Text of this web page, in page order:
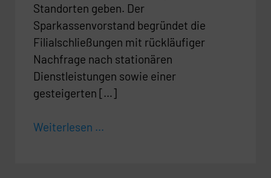
Standorten geben. Der
Sparkassenvorstand begründet die
Filialschließungen mit rückläufiger
Nachfrage nach stationären
Dienstleistungen sowie einer
gesteigerten […]
Weiterlesen ...